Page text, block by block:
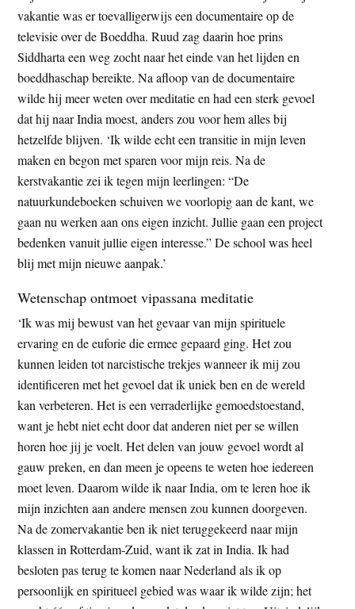
vakantie was er toevalligerwijs een documentaire op de
televisie over de Boeddha. Ruud zag daarin hoe prins
Siddharta een weg zocht naar het einde van het lijden en
boeddhaschap bereikte. Na afloop van de documentaire
wilde hij meer weten over meditatie en had een sterk gevoel
dat hij naar India moest, anders zou voor hem alles bij
hetzelfde blijven. ‘Ik wilde echt een transitie in mijn leven
maken en begon met sparen voor mijn reis. Na de
kerstvakantie zei ik tegen mijn leerlingen: “De
natuurkundeboeken schuiven we voorlopig aan de kant, we
gaan nu werken aan ons eigen inzicht. Jullie gaan een project
bedenken vanuit jullie eigen interesse.” De school was heel
blij met mijn nieuwe aanpak.’
Wetenschap ontmoet vipassana meditatie
‘Ik was mij bewust van het gevaar van mijn spirituele
ervaring en de euforie die ermee gepaard ging. Het zou
kunnen leiden tot narcistische trekjes wanneer ik mij zou
identificeren met het gevoel dat ik uniek ben en de wereld
kan verbeteren. Het is een verraderlijke gemoedstoestand,
want je hebt niet echt door dat anderen niet per se willen
horen hoe jij je voelt. Het delen van jouw gevoel wordt al
gauw preken, en dan meen je opeens te weten hoe iedereen
moet leven. Daarom wilde ik naar India, om te leren hoe ik
mijn inzichten aan andere mensen zou kunnen doorgeven.
Na de zomervakantie ben ik niet teruggekeerd naar mijn
klassen in Rotterdam-Zuid, want ik zat in India. Ik had
besloten pas terug te komen naar Nederland als ik op
persoonlijk en spiritueel gebied was waar ik wilde zijn; het